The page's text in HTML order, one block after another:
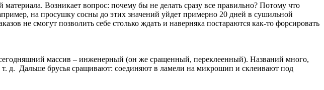
Возникает вопрос: почему бы не делать сразу все правильно? Потому что
на просушку сосны до этих значений уйдет примерно 20 дней в сушильной
не смогут позволить себе столько ждать и наверняка постараются как-то форсировать
массив – инженерный (он же сращенный, переклеенный). Названий много,
д. Дальше брусья сращивают: соединяют в ламели на микрошип и склеивают под